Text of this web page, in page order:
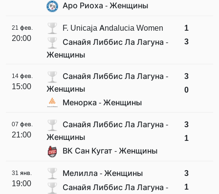
Аро Риоха - Женщины
21 фев.
20:00
F. Unicaja Andalucia Women
Санайя Либбис Ла Лагуна -
Женщины
1
3
14 фев.
15:00
Санайя Либбис Ла Лагуна -
Женщины
Менорка - Женщины
3
0
07 фев.
21:00
Санайя Либбис Ла Лагуна -
Женщины
ВК Сан Кугат - Женщины
3
1
31 янв.
19:00
Мелилла - Женщины
Санайя Либбис Ла Лагуна -
3
1